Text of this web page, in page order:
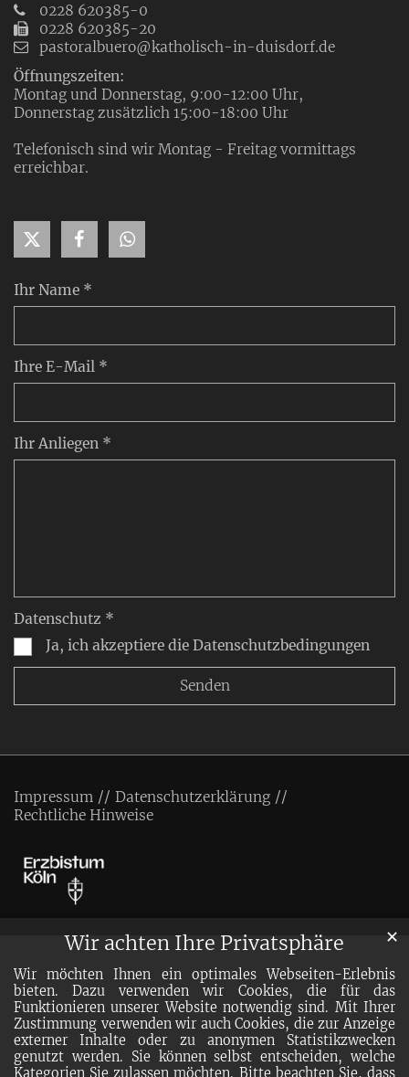
Wir achten Ihre Privatsphäre
Wir möchten Ihnen ein optimales Webseiten-Erlebnis
bieten. Dazu verwenden wir Cookies, die für das
Funktionieren unserer Website notwendig sind. Mit Ihrer
Zustimmung verwenden wir auch Cookies, die zur Anzeige
externer Inhalte oder zu anonymen Statistikzwecken
genutzt werden. Sie können selbst entscheiden, welche
Kategorien Sie zulassen möchten. Bitte beachten Sie, dass
✕
Ihr Name *
Ihre E-Mail *
Ihr Anliegen *
Datenschutz *
Ja, ich akzeptiere die Datenschutzbedingungen
0228 620385-0
0228 620385-20
pastoralbuero@katholisch-in-duisdorf.de
Öffnungszeiten:
Montag und Donnerstag, 9:00-12:00 Uhr,
Donnerstag zusätzlich 15:00-18:00 Uhr
Telefonisch sind wir Montag - Freitag vormittags
erreichbar.
Impressum
Datenschutzerklärung
Rechtliche Hinweise